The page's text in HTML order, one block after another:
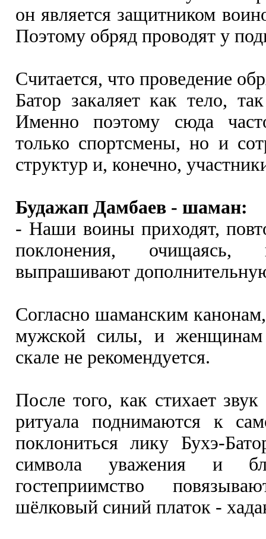
он является защитником
Поэтому обряд проводят у
Считается, что проведение
Батор закаляет как тело,
Именно поэтому сюда
только спортсмены, но и
структур и, конечно,
Будажап Дамбаев - шаман:
- Наши воины приходят,
поклонения,
выпрашивают
Согласно шаманским
мужской силы, и женщинам
скале не рекомендуется.
После того, как стихает
ритуала поднимаются к
поклониться лику Бухэ-
символа уважения и
гостеприимство
шёлковый синий платок -